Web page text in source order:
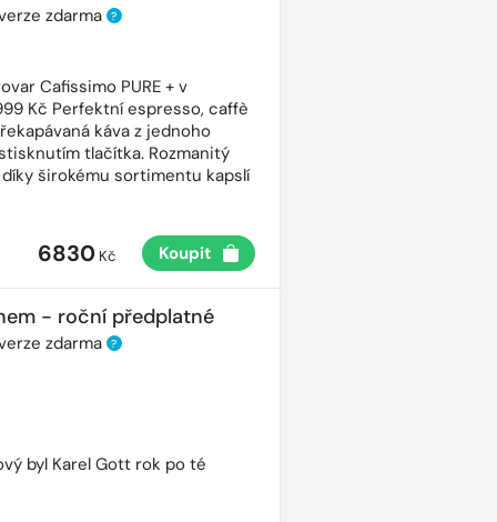
zdarma ?
Cafissimo PURE + v
Kč Perfektní espresso, caffè
káva z jednoho
tlačítka. Rozmanitý
širokému sortimentu kapslí
6830Kč Koupit
- roční předplatné
zdarma ?
byl Karel Gott rok po té